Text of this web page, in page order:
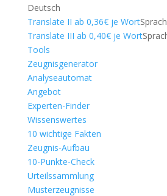
Deutsch
Translate II ab 0,36€ je Wort
Translate III ab 0,40€ je Wort
Tools
Zeugnisgenerator
Analyseautomat
Angebot
Experten-Finder
Wissenswertes
10 wichtige Fakten
Zeugnis-Aufbau
10-Punkte-Check
Urteilssammlung
Musterzeugnisse